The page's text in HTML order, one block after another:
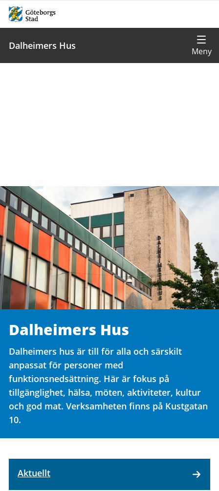
Dalheimers Hus
Dalheimers Hus
Dalheimers hus är till för alla och särskilt
anpassat för personer med
funktionsnedsättning. Här är fokus på
tillgänglighet, hälsa, möten, aktiviteter, kultur
och god mat. Verksamheten finns på Kustgatan
10.
Aktuellt